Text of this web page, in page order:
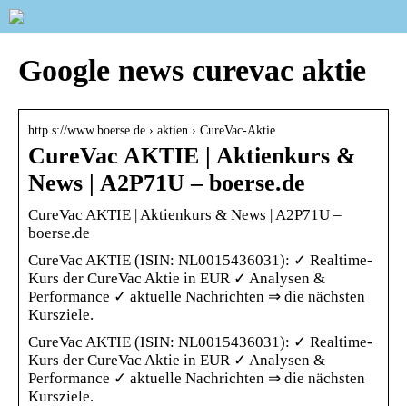
Google news curevac aktie
http s://www.boerse.de › aktien › CureVac-Aktie
CureVac AKTIE | Aktienkurs &
News | A2P71U – boerse.de
CureVac AKTIE | Aktienkurs & News | A2P71U –
boerse.de
CureVac AKTIE (ISIN: NL0015436031): ✓ Realtime-
Kurs der CureVac Aktie in EUR ✓ Analysen &
Performance ✓ aktuelle Nachrichten ⇒ die nächsten
Kursziele.
CureVac AKTIE (ISIN: NL0015436031): ✓ Realtime-
Kurs der CureVac Aktie in EUR ✓ Analysen &
Performance ✓ aktuelle Nachrichten ⇒ die nächsten
Kursziele.